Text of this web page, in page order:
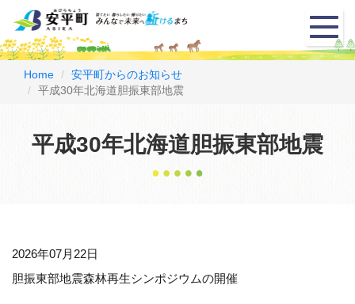
メ
ニ
ュ
Home
安平町からのお知らせ
平成30年北海道胆振東部地震
平成30年北海道胆振東部地震
2026年07月22日
胆振東部地震森林再生シンポジウムの開催